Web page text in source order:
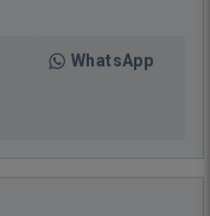
WhatsApp